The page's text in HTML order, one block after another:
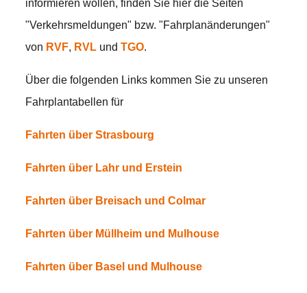
informieren wollen, finden Sie hier die Seiten
"Verkehrsmeldungen" bzw. "Fahrplanänderungen"
von RVF, RVL und TGO.
Über die folgenden Links kommen Sie zu unseren
Fahrplantabellen für
Fahrten über Strasbourg
Fahrten über Lahr und Erstein
Fahrten über Breisach und Colmar
Fahrten über Müllheim und Mulhouse
Fahrten über Basel und Mulhouse